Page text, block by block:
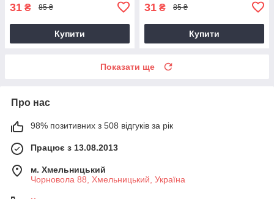
31 ₴ 85 ₴
Купити
31 ₴ 85 ₴
Купити
Показати ще
Про нас
98% позитивних з 508 відгуків за рік
Працює з 13.08.2013
м. Хмельницький
Чорновола 88, Хмельницький, Україна